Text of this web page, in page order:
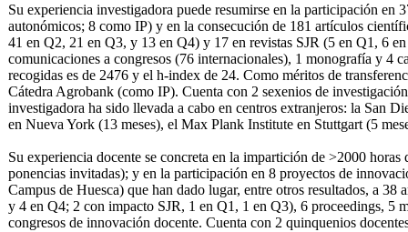
Su experiencia investigadora puede resumirse en la participación
autonómicos; 8 como IP) y en la consecución de 181 artículos
41 en Q2, 21 en Q3, y 13 en Q4) y 17 en revistas SJR (5 en Q1, 6
comunicaciones a congresos (76 internacionales), 1 monografía y 4
recogidas es de 2476 y el h-index de 24. Como méritos de
Cátedra Agrobank (como IP). Cuenta con 2 sexenios de
investigadora ha sido llevada a cabo en centros extranjeros: la San
en Nueva York (13 meses), el Max Plank Institute en Stuttgart (5
Su experiencia docente se concreta en la impartición de >2000
ponencias invitadas); y en la participación en 8 proyectos de
Campus de Huesca) que han dado lugar, entre otros resultados, a
y 4 en Q4; 2 con impacto SJR, 1 en Q1, 1 en Q3), 6 proceedings, 5
congresos de innovación docente. Cuenta con 2 quinquenios